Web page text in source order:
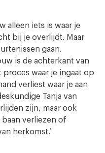
alleen iets is waar je
bij je overlijdt. Maar
gaan.
is de achterkant van
proces waar je ingaat op
verliest waar je aan
Tanja van
zijn, maar ook
baan verliezen of
herkomst.’